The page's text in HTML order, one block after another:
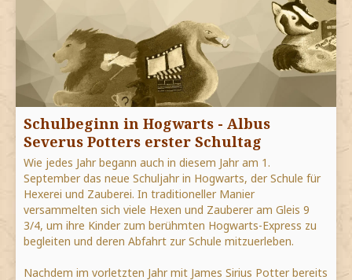
Schulbeginn in Hogwarts - Albus
Severus Potters erster Schultag
Wie jedes Jahr begann auch in diesem Jahr am 1.
September das neue Schuljahr in Hogwarts, der Schule für
Hexerei und Zauberei. In traditioneller Manier
versammelten sich viele Hexen und Zauberer am Gleis 9
3/4, um ihre Kinder zum berühmten Hogwarts-Express zu
begleiten und deren Abfahrt zur Schule mitzuerleben.
Nachdem im vorletzten Jahr mit James Sirius Potter bereits